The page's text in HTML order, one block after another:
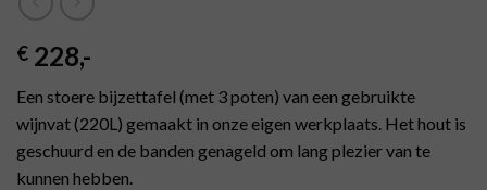
€ 228,-
Een stoere bijzettafel (met 3 poten) van een gebruikte
wijnvat (220L) gemaakt in onze eigen werkplaats. Het hout is
geschuurd en de banden genageld om lang plezier van te
kunnen hebben.